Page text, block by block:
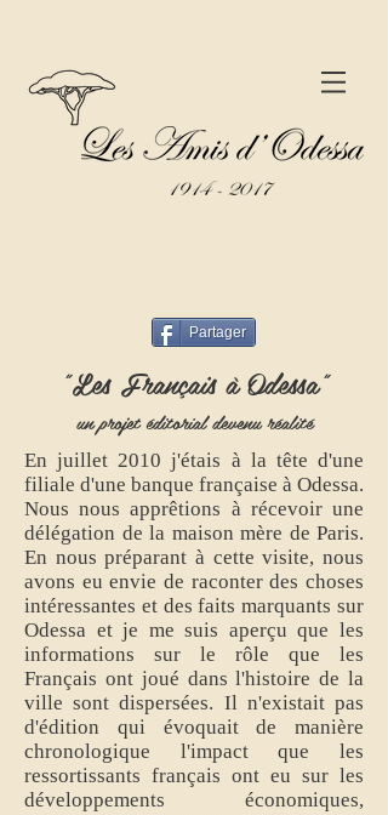
Partager
"Les Français à Odessa"
un projet éditorial devenu réalité
En juillet 2010 j'étais à la tête d'une
filiale d'une banque française à Odessa.
Nous nous apprêtions à récevoir une
délégation de la maison mère de Paris.
En nous préparant à cette visite, nous
avons eu envie de raconter des choses
intéressantes et des faits marquants sur
Odessa et je me suis aperçu que les
informations sur le rôle que les
Français ont joué dans l'histoire de la
ville sont dispersées. Il n'existait pas
d'édition qui évoquait de manière
chronologique l'impact que les
ressortissants français ont eu sur les
développements économiques,